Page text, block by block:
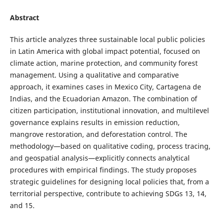
Abstract
This article analyzes three sustainable local public policies
in Latin America with global impact potential, focused on
climate action, marine protection, and community forest
management. Using a qualitative and comparative
approach, it examines cases in Mexico City, Cartagena de
Indias, and the Ecuadorian Amazon. The combination of
citizen participation, institutional innovation, and multilevel
governance explains results in emission reduction,
mangrove restoration, and deforestation control. The
methodology—based on qualitative coding, process tracing,
and geospatial analysis—explicitly connects analytical
procedures with empirical findings. The study proposes
strategic guidelines for designing local policies that, from a
territorial perspective, contribute to achieving SDGs 13, 14,
and 15.